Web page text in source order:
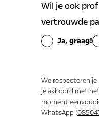
Wil je ook
vertrouwde
Ja, graag!
We respecteren je
je akkoord met
moment
WhatsApp (